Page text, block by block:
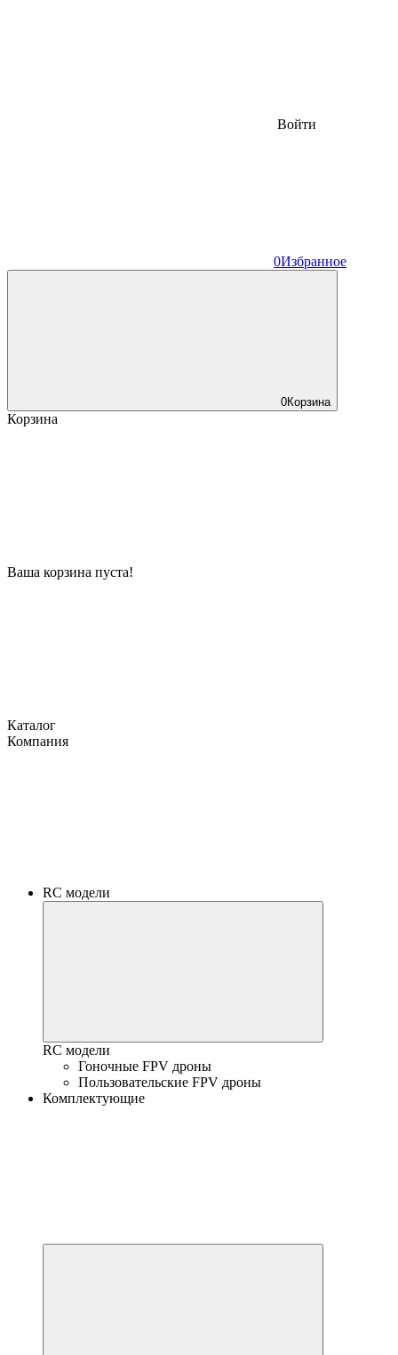
Войти
0Избранное
0Корзина
Корзина
Ваша корзина пуста!
Каталог
Компания
RC модели
RC модели
Гоночные FPV дроны
Пользовательские FPV дроны
Комплектующие